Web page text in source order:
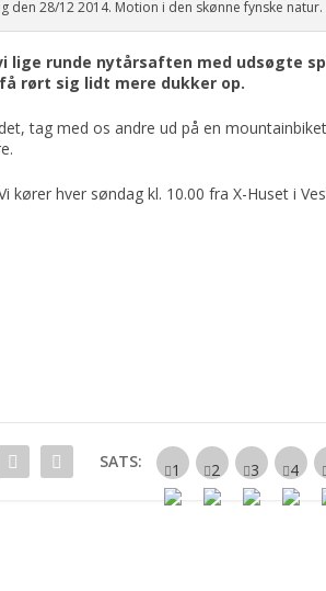
den 28/12 2014. Motion i den skønne fynske natur.
runde nytårsaften med udsøgte
rørt sig lidt mere dukker op.
tag med os andre ud på en
hver søndag kl. 10.00 fra X-Huset i
SATS: